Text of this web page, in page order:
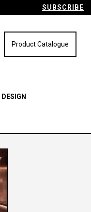
SUBSCRIBE
Product Catalogue
DESIGN